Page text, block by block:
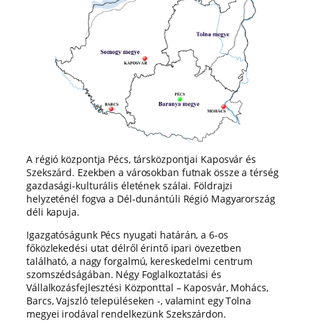
A régió központja Pécs, társközpontjai Kaposvár és
Szekszárd. Ezekben a városokban futnak össze a térség
gazdasági-kulturális életének szálai. Földrajzi
helyzeténél fogva a Dél-dunántúli Régió Magyarország
déli kapuja.
Igazgatóságunk Pécs nyugati határán, a 6-os
főközlekedési utat délről érintő ipari övezetben
található, a nagy forgalmú, kereskedelmi centrum
szomszédságában. Négy Foglalkoztatási és
Vállalkozásfejlesztési Központtal – Kaposvár, Mohács,
Barcs, Vajszló településeken -, valamint egy Tolna
megyei irodával rendelkezünk Szekszárdon.